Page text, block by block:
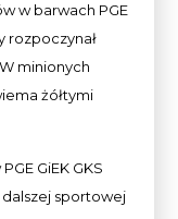
w barwach PGE
rozpoczynał
minionych
żółtymi
GiEK GKS
sportowej